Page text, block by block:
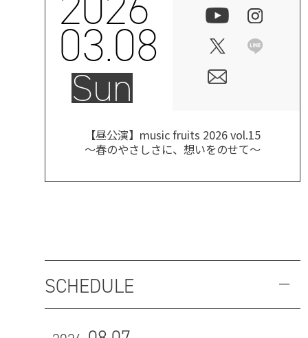
03.08
Sun
【昼公演】music fruits 2026 vol.15
～春のやさしさに、想いをのせて～
SCHEDULE